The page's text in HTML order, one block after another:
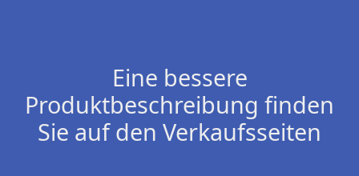
Eine bessere
Produktbeschreibung finden
Sie auf den Verkaufsseiten